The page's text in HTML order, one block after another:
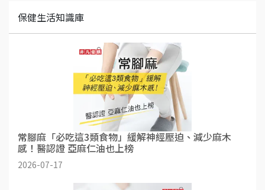
保健生活知識庫
常腳麻「必吃這3類食物」緩解神經壓迫、減少麻木
感！醫認證 亞麻仁油也上榜
2026-07-17